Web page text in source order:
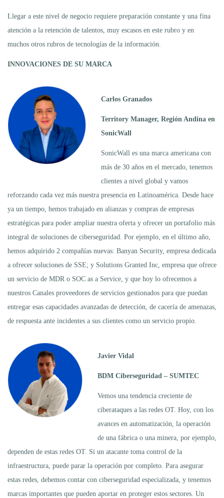
Llegar a este nivel de negocio requiere preparación constante y una fina
atención a la retención de talentos, muy escasos en este rubro y en
muchos otros rubros de tecnologías de la información.
INNOVACIONES DE SU MARCA
Carlos Granados
Territory Manager, Región Andina en
SonicWall
SonicWall es una marca americana con
más de 30 años en el mercado, tenemos
clientes a nivel global y vamos
reforzando cada vez más nuestra presencia en Latinoamérica. Desde hace
ya un tiempo, hemos trabajado en alianzas y compras de empresas
estratégicas para poder ampliar nuestra oferta y ofrecer un portafolio más
integral de soluciones de ciberseguridad. Por ejemplo, en el último año,
hemos adquirido 2 compañías nuevas: Banyan Security, empresa dedicada
a ofrecer soluciones de SSE; y Solutions Granted Inc, empresa que ofrece
un servicio de MDR o SOC as a Service, y que hoy lo ofrecemos a
nuestros Canales proveedores de servicios gestionados para que puedan
entregar esas capacidades avanzadas de detección, de cacería de amenazas,
de respuesta ante incidentes a sus clientes como un servicio propio.
Javier Vidal
BDM Ciberseguridad – SUMTEC
Vemos una tendencia creciente de
ciberataques a las redes OT. Hoy, con los
avances en automatización, la operación
de una fábrica o una minera, por ejemplo,
dependen de estas redes OT. Si un atacante toma control de la
infraestructura, puede parar la operación por completo. Para asegurar
estas redes, debemos contar con ciberseguridad especializada, y tenemos
marcas importantes que pueden aportar en proteger estos sectores. Un